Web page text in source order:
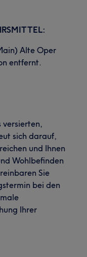
Alte Oper
entfernt.
versierten,
sich darauf,
und Ihnen
Wohlbefinden
Sie
bei den
Ihrer